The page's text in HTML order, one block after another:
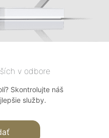
v odbore
Skontrolujte náš
služby.